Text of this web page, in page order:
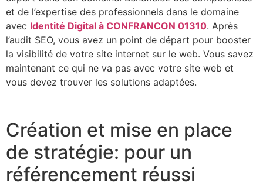
et de l’expertise des professionnels dans le domaine
avec Identité Digital à CONFRANCON 01310. Après
l’audit SEO, vous avez un point de départ pour booster
la visibilité de votre site internet sur le web. Vous savez
maintenant ce qui ne va pas avec votre site web et
vous devez trouver les solutions adaptées.
Création et mise en place
de stratégie: pour un
référencement réussi